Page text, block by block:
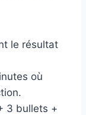
le résultat
où
3 bullets +